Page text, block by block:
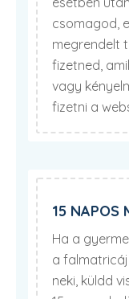
csomagod,
megrendelt
fizetned,
vagy
fizetni a
15 NAPOS
Ha a
a
neki, küldd